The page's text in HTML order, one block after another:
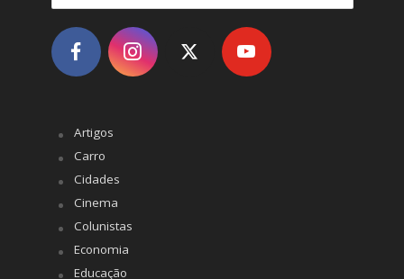
Artigos
Carro
Cidades
Cinema
Colunistas
Economia
Educação